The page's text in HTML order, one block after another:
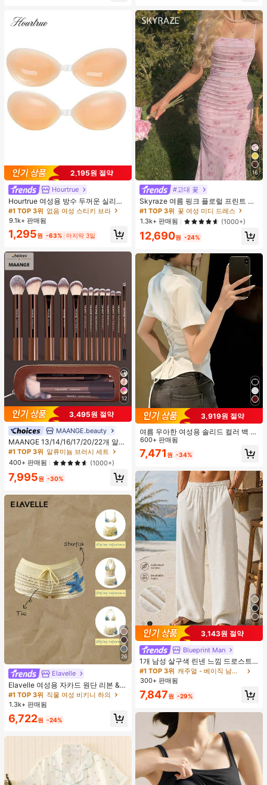
2,195원 절약
Hourtrue
Hourtrue 여성용 방수 두꺼운 실리콘
가슴 페탈, 작은 가슴 리프트업 & 푸시
인용, 웨딩 촬영 및 들러리용
#1 TOP 3위 없음 여성 스티키 브라
9.1k+ 판매됨
1,295원 -63% 마지막 3일
12
3,495원 절약
MAANGE.beauty
MAANGE 13/14/16/17/20/22개 알루
미늄 튜브 메이크업 브러시 세트, 페이
스 브러시, 블러셔 브러시, 파운데이션
브러시, 아이라이너 브러시, 아이섀도
우 브러시, 아이브로우 브러시, 블렌딩
브러시, 하이라이터 브러시, 컨실러 브
에 적합, 일상 사용 및 여행에 이상적,
완벽한 메이크업 도구 선물 세트., 전
#1 TOP 3위
알류미늄 브러시 세트
높은 재방문 고객
#1 TOP 3위 알류미늄 브러시 세트
높은 재방문 고객
#1 TOP 3위 알류미늄 브러시 세트
높은 재방문 고객
#1 TOP 3위
높은 재방문 고객
400+ 판매됨 (1000+)
7,995원 -30%
26
Elavelle
Elavelle 여성용 자카드 원단 리본 &
불가사리 장식 하이웨스트 수영복 하
의, 봄/여름
#1 TOP 3위 직물 여성 비키니 하의
1.3k+ 판매됨
6,722원 -24%
16
#고대 꽃
Skyraze 여름 핑크 플로럴 프린트 주
름 메쉬 캐미 롱 드레스, 여름 드레스,
봄 옷
#1 TOP 3위 꽃 여성 미디 드레스
1.3k+ 판매됨
(1000+)
12,690원 -24%
3,919원 절약
여름 우아한 여성용 솔리드 컬러 백 타
이 셔츠 (참고: 가볍고 통기성 있는 얇
은 스타일) 허리 드로스트링 디자인 화
이트, 조용한 럭셔리
600+ 판매됨
7,471 원 -34%
3,143원 절약
Blueprint Man
1개 남성 살구색 린넨 느낌 드로스트
링 스트레이트 레그 팬츠, 부드럽고 편
안한 린넨 같은 원단, 캐주얼 휴가 &
일상 출퇴근, 올드 머니 스타일
#1 TOP 3위
캐주얼 - 베이직 남성 바지
300+ 판매됨
7,847원 -29%